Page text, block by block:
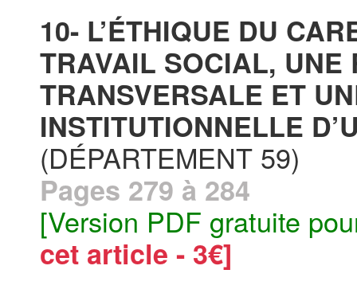
10- L’ÉTHIQUE DU
TRAVAIL SOCIAL, UNE
TRANSVERSALE ET
INSTITUTIONNELLE
(DÉPARTEMENT 59)
Pages 279 à 284
[Version PDF gratuite
cet article - 3€]